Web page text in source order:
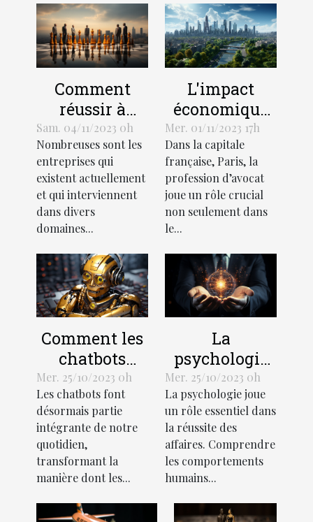
Comment
réussir à
démarquer
votre
entreprise de
la
concurrence ?
Sam. 04/11/2023 0h
Nombreuses sont les
entreprises qui
existent actuellement
et qui interviennent
dans divers
domaines...
L'impact
économique
de la
profession
d'avocat à
Paris
Mer. 01/11/2023 17h
Dans la capitale
française, Paris, la
profession d’avocat
joue un rôle crucial
non seulement dans
le...
Comment les
chatbots
transforment-
ils
l'économie?
Mer. 25/10/2023 0h
Les chatbots font
désormais partie
intégrante de notre
quotidien,
transformant la
manière dont les...
La
psychologie
de l'efficacité
en affaires
Mer. 25/10/2023 0h
La psychologie joue
un rôle essentiel dans
la réussite des
affaires. Comprendre
les comportements
humains...